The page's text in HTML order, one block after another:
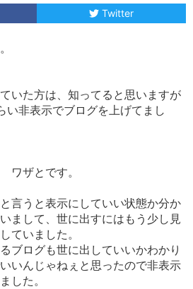
Twitter
いた方は、知ってると思いますが
い非表示でブログを上げてまし
ワザとです。
言うと表示にしていい状態か分か
まして、世に出すにはもう少し見
ていました。
ブログも世に出していいかわかり
いんじゃねぇと思ったので非表示
した。